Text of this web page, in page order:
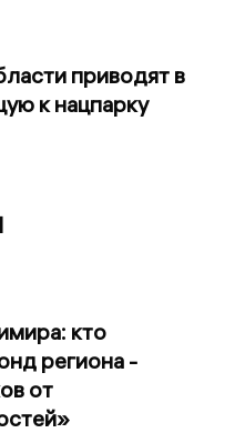
приводят в
к нацпарку
кто
региона -
от